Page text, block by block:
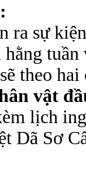
ra sự
theo
vật
lịch
Dã Sơ